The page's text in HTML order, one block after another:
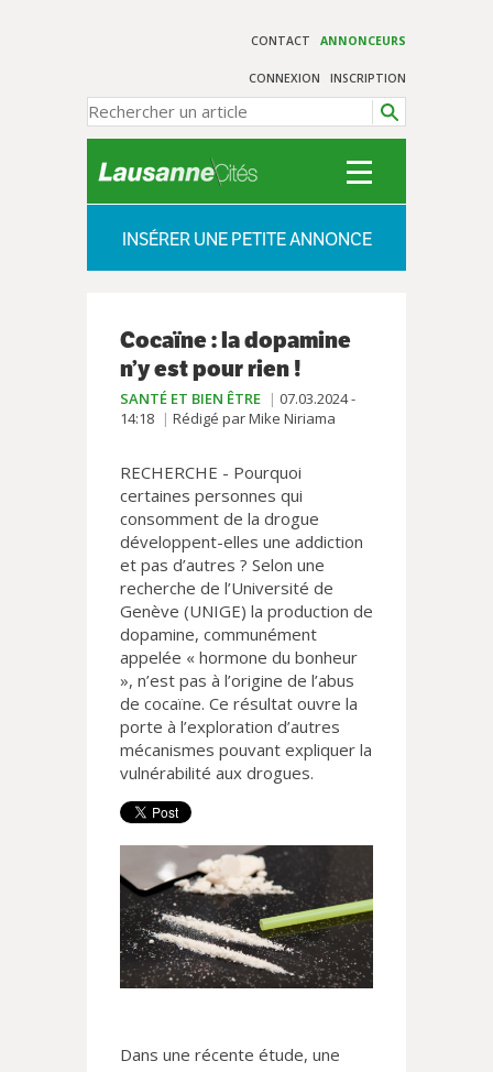
CONTACT ANNONCEURS
CONNEXION INSCRIPTION
INSÉRER UNE PETITE ANNONCE
Cocaïne : la dopamine
n’y est pour rien !
SANTÉ ET BIEN ÊTRE
07.03.2024 -
14:18
Rédigé par Mike Niriama
RECHERCHE - Pourquoi
certaines personnes qui
consomment de la drogue
développent-elles une addiction
et pas d’autres ? Selon une
recherche de l’Université de
Genève (UNIGE) la production de
dopamine, communément
appelée « hormone du bonheur
», n’est pas à l’origine de l’abus
de cocaïne. Ce résultat ouvre la
porte à l’exploration d’autres
mécanismes pouvant expliquer la
vulnérabilité aux drogues.
Dans une récente étude, une